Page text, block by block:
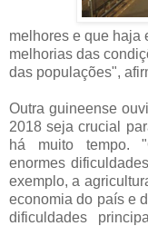
melhores e que haja
melhorias das
das populações",
Outra guineense
2018 seja crucial
há muito tempo.
enormes
exemplo, a
economia do país e
dificuldades